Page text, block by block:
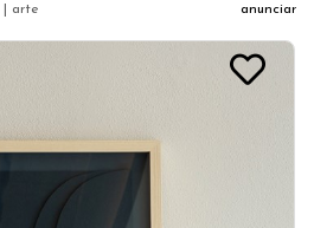
| arte anunciar
Next